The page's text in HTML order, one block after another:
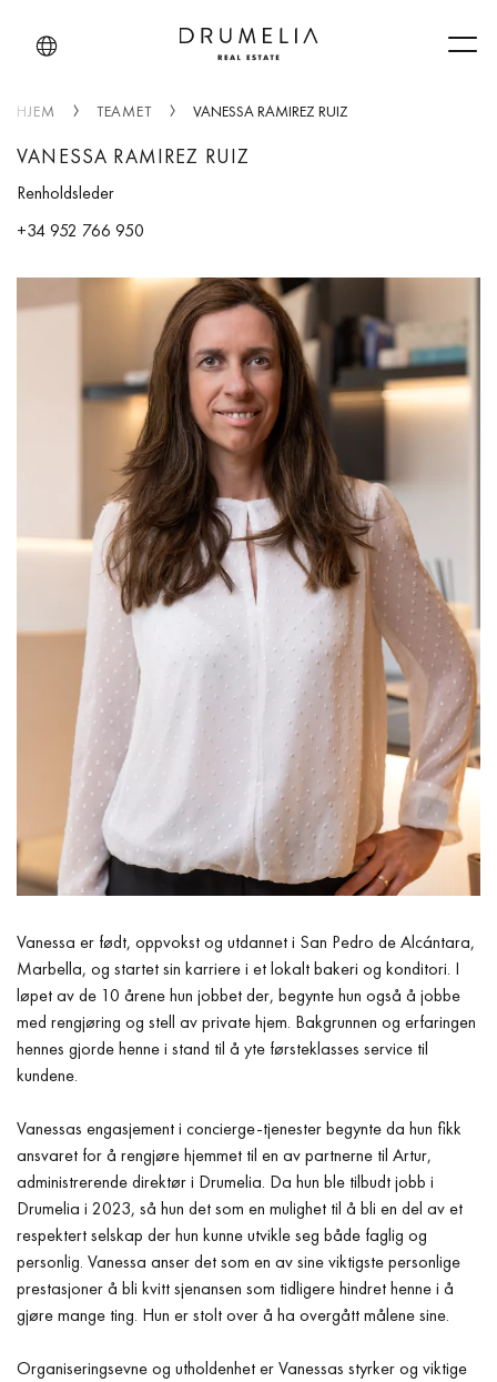
HJEM TEAMET VANESSA RAMIREZ RUIZ
VANESSA RAMIREZ RUIZ
Renholdsleder
+34 952 766 950
Vanessa er født, oppvokst og utdannet i San Pedro de Alcántara,
Marbella, og startet sin karriere i et lokalt bakeri og konditori. I
løpet av de 10 årene hun jobbet der, begynte hun også å jobbe
med rengjøring og stell av private hjem. Bakgrunnen og erfaringen
hennes gjorde henne i stand til å yte førsteklasses service til
kundene.
Vanessas engasjement i concierge-tjenester begynte da hun fikk
ansvaret for å rengjøre hjemmet til en av partnerne til Artur,
administrerende direktør i Drumelia. Da hun ble tilbudt jobb i
Drumelia i 2023, så hun det som en mulighet til å bli en del av et
respektert selskap der hun kunne utvikle seg både faglig og
personlig. Vanessa anser det som en av sine viktigste personlige
prestasjoner å bli kvitt sjenansen som tidligere hindret henne i å
gjøre mange ting. Hun er stolt over å ha overgått målene sine.
Organiseringsevne og utholdenhet er Vanessas styrker og viktige